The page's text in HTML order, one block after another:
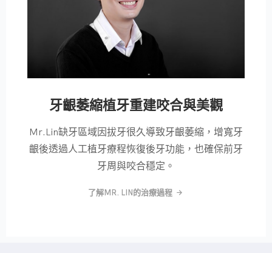
牙齦萎縮植牙重建咬合與美觀
Mr.Lin缺牙區域因拔牙很久導致牙齦萎縮，增寬牙
齦後透過人工植牙療程恢復後牙功能，也確保前牙
牙周與咬合穩定。
了解MR. LIN的治療過程